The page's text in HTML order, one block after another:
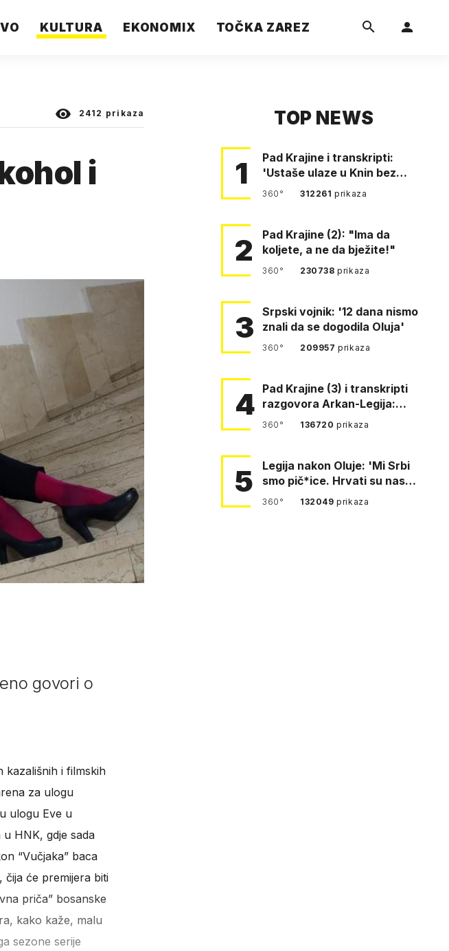
KULTURA EKONOMIX TOČKA ZAREZ
2412 prikaza
i
govori o
kazališnih i filmskih
za ulogu
ulogu Eve u
HNK, gdje sada
“Vučjaka” baca
će premijera biti
priča” bosanske
kako kaže, malu
sezone serije
TOP NEWS
1
Pad Krajine i transkripti:
'Ustaše ulaze u Knin bez
borbe. Mile, ovo je bežanij…
360° 312261prikaza
2
Pad Krajine (2): "Ima da
koljete, a ne da bježite!"
360° 230738prikaza
3
Srpski vojnik: '12 dana nismo
znali da se dogodila Oluja'
360° 209957prikaza
4 Pad Krajine (3) i transkripti
razgovora Arkan-Legija:
'Čujem, prelazite ustašam…
360° 136720prikaza
5
Legija nakon Oluje: 'Mi Srbi
smo pič*ice. Hrvati su nas
pomeli!'
360° 132049prikaza